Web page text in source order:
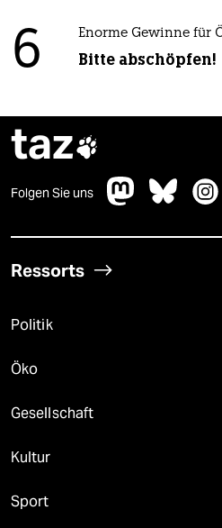
6 Enorme Gewinne für
Bitte abschöpfen!
taz
Folgen Sie uns
Ressorts
Politik
Öko
Gesellschaft
Kultur
Sport